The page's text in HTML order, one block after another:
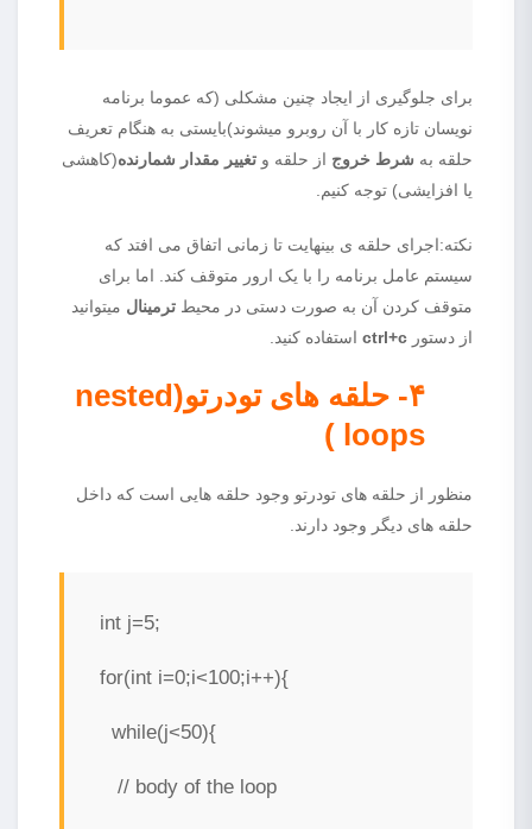
برای جلوگیری از ایجاد چنین مشکلی (که عموما برنامه
نویسان تازه کار با آن روبرو میشوند)بایستی به هنگام تعریف
حلقه به شرط خروج از حلقه و تغییر مقدار شمارنده(کاهشی
یا افزایشی) توجه کنیم.
نکته:اجرای حلقه ی بینهایت تا زمانی اتفاق می افتد که
سیستم عامل برنامه را با یک ارور متوقف کند. اما برای
متوقف کردن آن به صورت دستی در محیط ترمینال میتوانید
از دستور
استفاده کنید.
۴- حلقه های تودرتو(
nested
loops
)
منظور از حلقه های تودرتو وجود حلقه هایی است که داخل
حلقه های دیگر وجود دارند.
int j=5;
for(int i=0;i<100;i++){
while(j<50){
// body of the loop